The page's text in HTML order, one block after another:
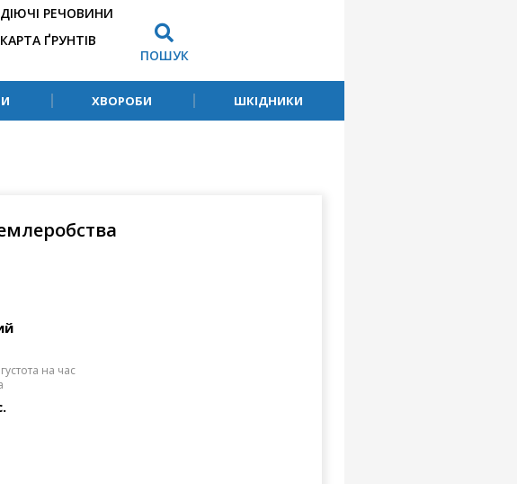
ДІЮЧІ РЕЧОВИНИ
КАРТА ҐРУНТІВ
ПОШУК
ХВОРОБИ ШКІДНИКИ
на час